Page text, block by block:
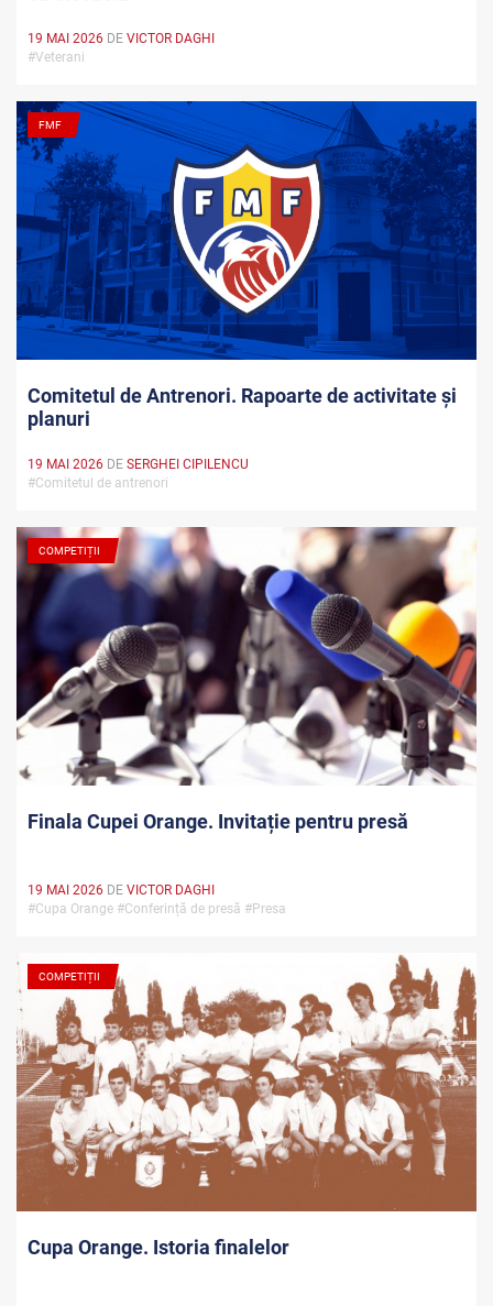
19 MAI 2026 DE VICTOR DAGHI
#Veterani
FMF
Comitetul de Antrenori. Rapoarte de activitate și
planuri
19 MAI 2026 DE SERGHEI CIPILENCU
#Comitetul de antrenori
COMPETIȚII
Finala Cupei Orange. Invitație pentru presă
19 MAI 2026 DE VICTOR DAGHI
#Cupa Orange #Conferință de presă #Presa
COMPETIȚII
Cupa Orange. Istoria finalelor